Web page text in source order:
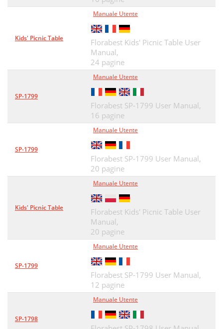
Kids' Picnic Table
Manuale Utente
Florabest Kids' Picnic Table User
Manual,
24 pagine
SP-1799
Manuale Utente
Florabest SP-1799 User Manual,
16 pagine
SP-1799
Manuale Utente
Florabest SP-1799 User Manual,
20 pagine
Kids' Picnic Table
Manuale Utente
Florabest Kids' Picnic Table User
Manual,
20 pagine
SP-1799
Manuale Utente
Florabest SP-1799 User Manual,
12 pagine
SP-1798
Manuale Utente